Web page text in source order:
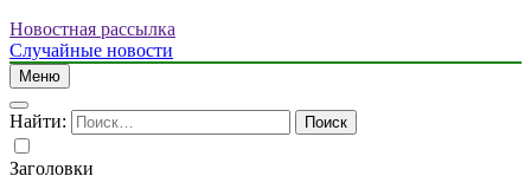
Новостная рассылка
Случайные новости
Меню
Найти:
Заголовки